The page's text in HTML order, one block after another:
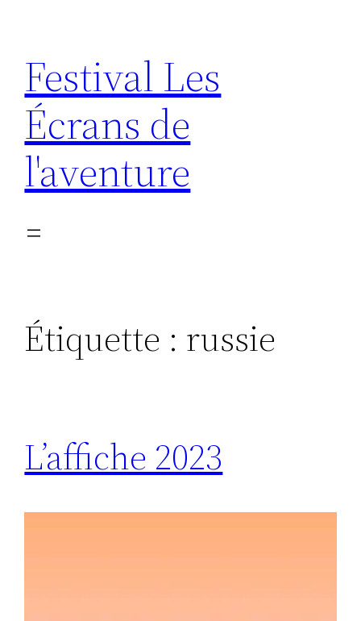
contenu
Festival Les
Écrans de
l'aventure
Étiquette : russie
L’affiche 2023